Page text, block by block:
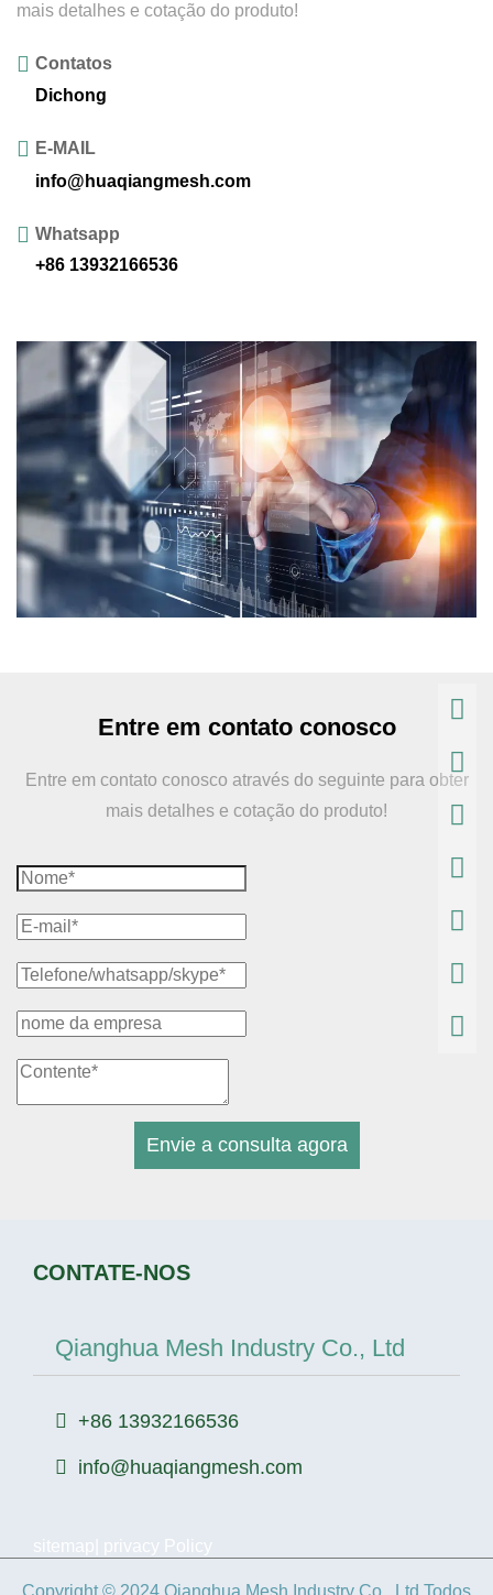
mais detalhes e cotação do produto!
Contatos
Dichong
E-MAIL
info@huaqiangmesh.com
Whatsapp
+86 13932166536
Entre em contato conosco
Entre em contato conosco através do seguinte para obter
mais detalhes e cotação do produto!
Envie a consulta agora
CONTATE-NOS
Qianghua Mesh Industry Co., Ltd
+86 13932166536
info@huaqiangmesh.com
sitemap privacy Policy